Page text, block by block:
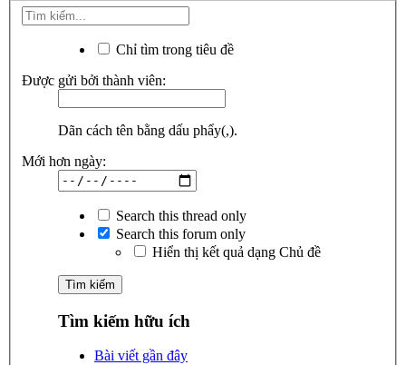
Chỉ tìm trong tiêu đề
Được gửi bởi thành viên:
Dãn cách tên bằng dấu phẩy(,).
Mới hơn ngày:
Search this thread only
Search this forum only
Hiển thị kết quả dạng Chủ đề
Tìm kiếm hữu ích
Bài viết gần đây